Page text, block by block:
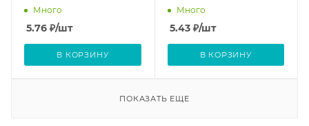
Много
5.76 ₽/шт
В КОРЗИНУ
Много
5.43₽/шт
В КОРЗИНУ
ПОКАЗАТЬ ЕЩЕ